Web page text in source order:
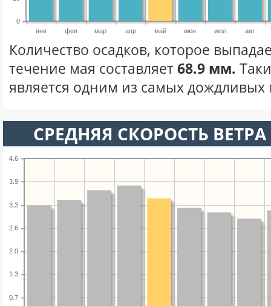
янв фев мар апр май июн июл авг
0
Количество осадков, которое
течение мая составляет68.9 мм.
является одним из самых дождливых
СРЕДНЯЯ СКОРОСТЬ
0.7
1.3
2.0
2.6
3.3
3.9
4.6